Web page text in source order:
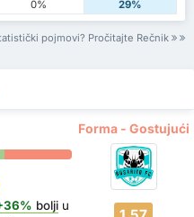
0% 29%
pojmovi? Pročitajte Rečnik
Forma - Gostujući
boljiu